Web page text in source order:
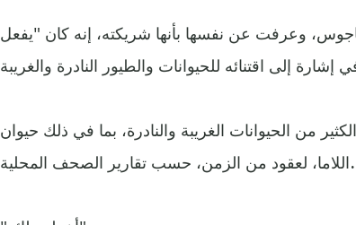
وعرفت عن نفسها بأنها شريكته، إنه كان "يفعل
من الحيوانات الغريبة والنادرة، بما في ذلك حيوان
اللاما، لعقود من الزمن، حسب تقارير الصحف المحلية.